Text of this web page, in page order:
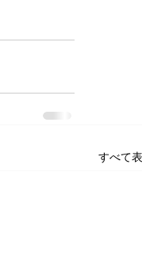
すべて